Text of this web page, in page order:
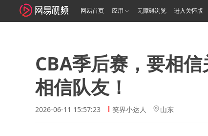
网易首页 应用 无障碍浏览 进入关怀版
CBA季后赛，要相
相信队友！
2026-06-11 15:57:23 笑界小达人 山东